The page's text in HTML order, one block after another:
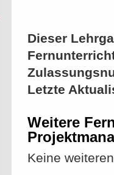
Dieser
Letzte
Weitere
Keine